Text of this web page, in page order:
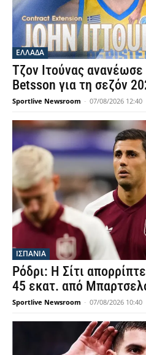
ΕΛΛΑΔΑ
Τζον Ιτούνας
Betsson για τη σεζόν
Sportlive Newsroom - 07/08/2026 12:40
ΙΣΠΑΝΙΑ
Ρόδρι: Η Σίτι
45 εκατ. από
Sportlive Newsroom - 07/08/2026 10:40